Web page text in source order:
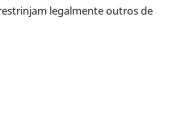
legalmente outros de